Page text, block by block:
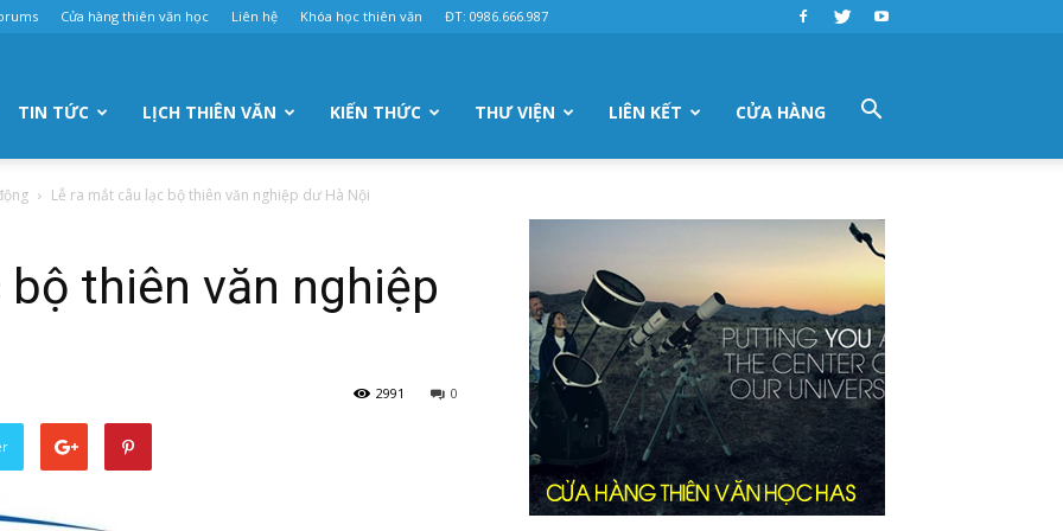
Cửa hàng thiên văn học Liên hệ Khóa học thiên văn ĐT: 0986.666.987
TIN TỨC LỊCH THIÊN VĂN KIẾN THỨC THƯ VIỆN LIÊN KẾT CỬA HÀNG
Lễ ra mắt câu lạc bộ thiên văn nghiệp dư Hà Nội
thiên văn nghiệp
0
2991